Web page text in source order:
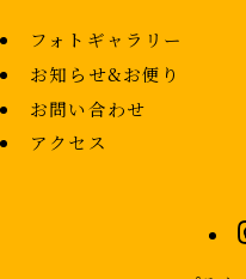
フォトギャラリー
お知らせ&お便り
お問い合わせ
アクセス